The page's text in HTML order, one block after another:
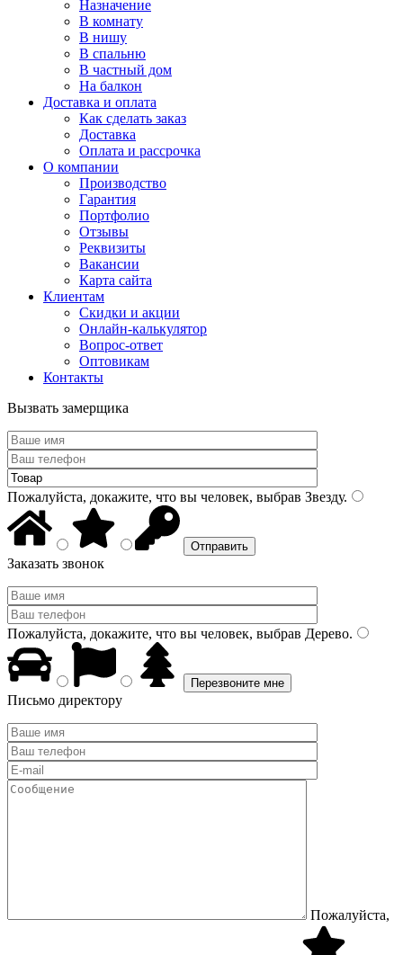
Назначение
В комнату
В нишу
В спальню
В частный дом
На балкон
Доставка и оплата
Как сделать заказ
Доставка
Оплата и рассрочка
О компании
Производство
Гарантия
Портфолио
Отзывы
Реквизиты
Вакансии
Карта сайта
Клиентам
Скидки и акции
Онлайн-калькулятор
Вопрос-ответ
Оптовикам
Контакты
Вызвать замерщика
Пожалуйста, докажите, что вы человек, выбрав Звезду.
Заказать звонок
Пожалуйста, докажите, что вы человек, выбрав Дерево.
Письмо директору
Пожалуйста,